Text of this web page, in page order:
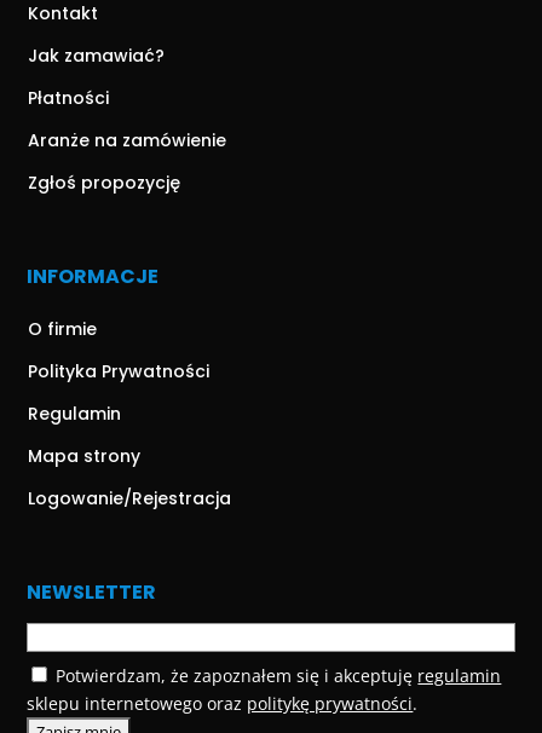
Kontakt
Jak zamawiać?
Płatności
Aranże na zamówienie
Zgłoś propozycję
INFORMACJE
O firmie
Polityka Prywatności
Regulamin
Mapa strony
Logowanie/Rejestracja
NEWSLETTER
Potwierdzam, że zapoznałem się i akceptuję regulamin
sklepu internetowego oraz politykę prywatności.